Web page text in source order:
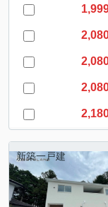
新築一戸建